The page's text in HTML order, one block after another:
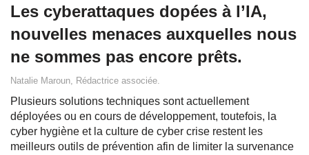
Les cyberattaques dopées à l’IA,
nouvelles menaces auxquelles nous
ne sommes pas encore prêts.
Natalie Maroun, Rédactrice associée.
Plusieurs solutions techniques sont actuellement
déployées ou en cours de développement, toutefois, la
cyber hygiène et la culture de cyber crise restent les
meilleurs outils de prévention afin de limiter la survenance